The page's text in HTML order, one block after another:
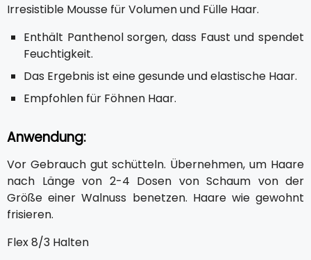
Irresistible Mousse für Volumen und Fülle Haar.
Enthält Panthenol sorgen, dass Faust und spendet
Feuchtigkeit.
Das Ergebnis ist eine gesunde und elastische Haar.
Empfohlen für Föhnen Haar.
Anwendung:
Vor Gebrauch gut schütteln. Übernehmen, um Haare
nach Länge von 2-4 Dosen von Schaum von der
Größe einer Walnuss benetzen. Haare wie gewohnt
frisieren.
Flex 8/3 Halten